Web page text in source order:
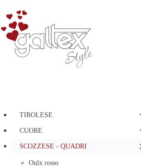
contenuto
TIROLESE
CUORE
SCOZZESE - QUADRI
Oulx rosso